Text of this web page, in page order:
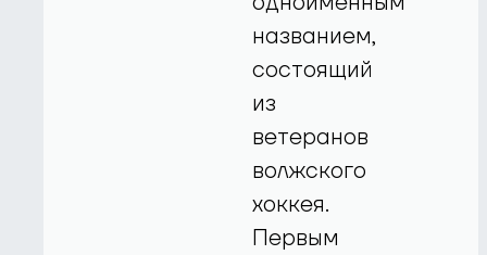
названием,
состоящий
из
ветеранов
волжского
хоккея.
Первым